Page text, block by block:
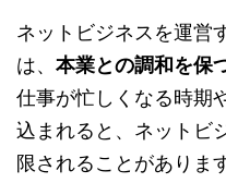
ネットビジネスを運営
は、 本業との調和を保
仕事が忙しくなる時期
込まれると、ネットビ
限されることがありま